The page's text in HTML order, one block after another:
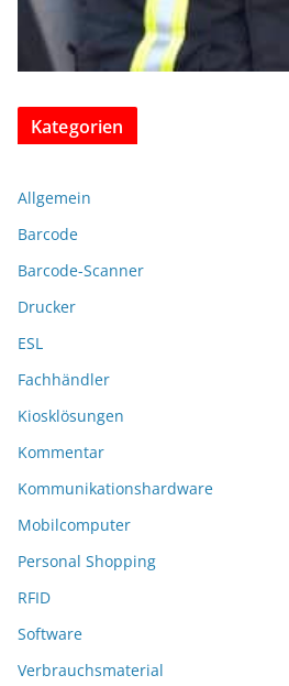
Kategorien
Allgemein
Barcode
Barcode-Scanner
Drucker
ESL
Fachhändler
Kiosklösungen
Kommentar
Kommunikationshardware
Mobilcomputer
Personal Shopping
RFID
Software
Verbrauchsmaterial